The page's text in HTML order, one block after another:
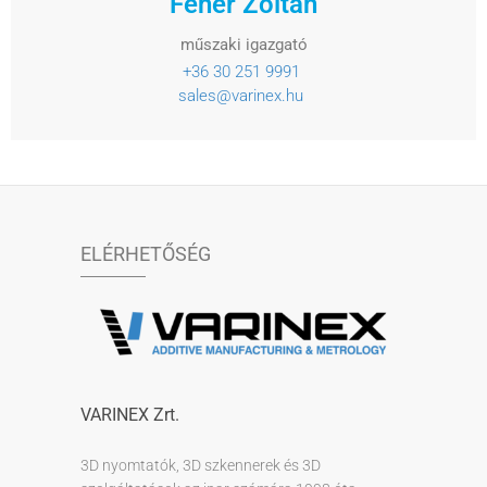
műszaki igazgató
+36 30 251 9991
sales@varinex.hu
ELÉRHETŐSÉG
VARINEX Zrt.
3D nyomtatók, 3D szkennerek és 3D